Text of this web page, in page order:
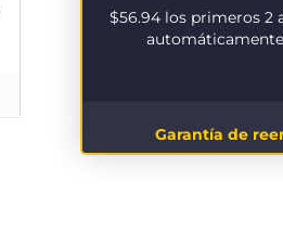
$56.94los primeros 2
Garantía de